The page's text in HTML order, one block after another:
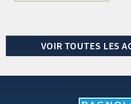
VOIR TOUTES LES